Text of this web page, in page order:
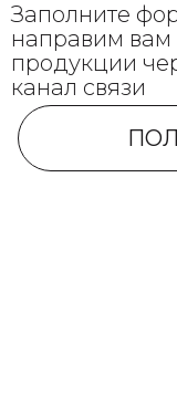
Заполните
направим вам
продукции
канал связи